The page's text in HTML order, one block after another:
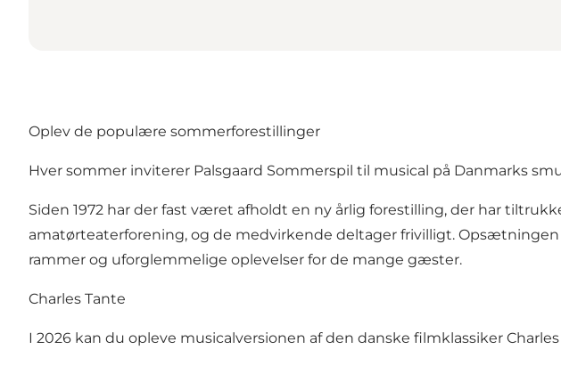
Oplev de populære sommerforestillinger
Hver sommer inviterer Palsgaard Sommerspil til musical på Danmarks
Siden 1972 har der fast været afholdt en ny årlig forestilling, der har
amatørteaterforening, og de medvirkende deltager frivilligt.
rammer og uforglemmelige oplevelser for de mange gæster.
Charles Tante
I 2026 kan du opleve musicalversionen af den danske filmklassiker